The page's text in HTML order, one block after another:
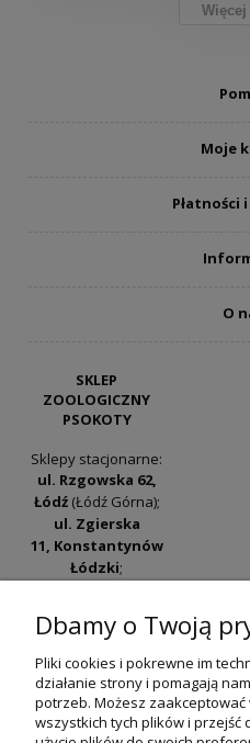
Moje
Płatności
O
SKLEP
ZOOLOGICZNY
PSOKOTY
Sklepy stacjonarne:
ul. Rzgowska 62,
Łódź(Łódź Górna);
ul. Zgierska
11, Konstantynów
Łódzki;
Widzew).
Godziny otwarcia:
pn-pt 9:00-17:00
+48 530 230 483
Dbamy o Twoją
Pliki cookies i pokrewne im
działanie strony i pomagają
potrzeb. Możesz
wszystkich tych plików i